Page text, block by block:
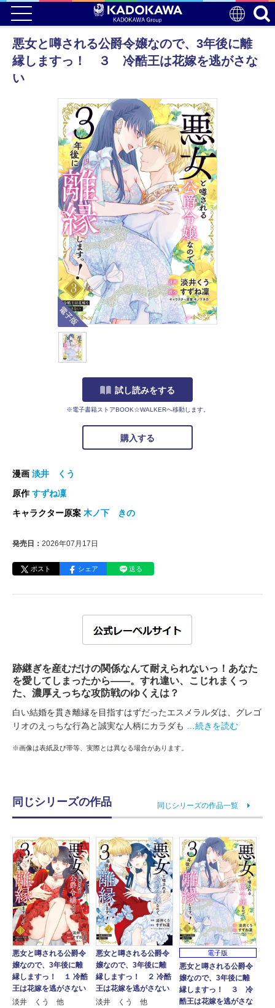
悪女と噂される公爵令嬢なので、3年後に離
縁しますっ！ ３ 冷酷王は花嫁を逃がさな
い
電子版
試し読みをする
※電子書籍ストアBOOK☆WALKERへ移動します。
購入する
漫画 淡井 くう
原作すずね凜
キャラクター原案 木ノ下 きの
発売日： 2026年07月17日
ポスト シェア 送る
跡継ぎを産むだけの関係なんて耐えられないっ！あなた
を愛してしまったから――。すれ違い、こじれまくっ
た、濃厚えっちな攻防戦のゆくえは？
白い結婚を貫き離縁を目指すはずだったエスメラルダは、グレゴ
リオのえっちな行為と誠実な人柄にカラダも
…続きを読む
※画像は表紙及び帯等、実際とは異なる場合があります。
同じシリーズの作品 同じシリーズの作品一覧
悪女と噂される公爵令
嬢なので、3年後に離
縁しますっ！ １ 冷酷
王は花嫁を逃がさない
淡井 くう 他
悪女と噂される公爵令
嬢なので、3年後に離
縁しますっ！ ２ 冷酷
王は花嫁を逃がさない
淡井 くう 他
電子版
悪女と噂される公爵令
嬢なので、3年後に離
縁しますっ！ ３ 冷
酷王は花嫁を逃がさな